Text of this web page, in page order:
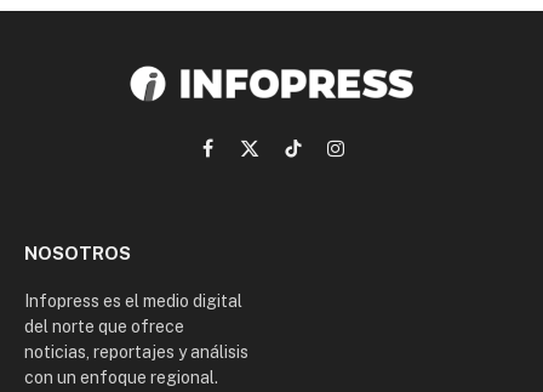
Facebook
X
TikTokInstagram
NOSOTROS
Infopress es el medio digital
del norte que ofrece
noticias, reportajes y análisis
con un enfoque regional.